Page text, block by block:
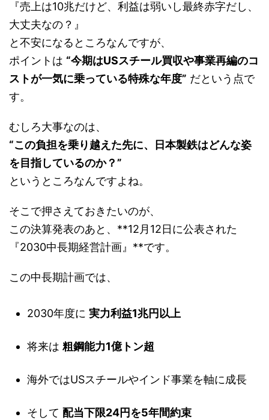
『売上は10兆だけど、利益は弱いし最終赤字だし、
大丈夫なの？』
と不安になるところなんですが、
ポイントは “今期はUSスチール買収や事業再編のコ
ストが一気に乗っている特殊な年度” だという点で
す。
むしろ大事なのは、
“この負担を乗り越えた先に、日本製鉄はどんな姿
を目指しているのか？”
というところなんですよね。
そこで押さえておきたいのが、
この決算発表のあと、**12月12日に公表された
『2030中長期経営計画』**です。
この中長期計画では、
2030年度に 実力利益1兆円以上
将来は 粗鋼能力1億トン超
海外ではUSスチールやインド事業を軸に成長
そして 配当下限24円を5年間約束